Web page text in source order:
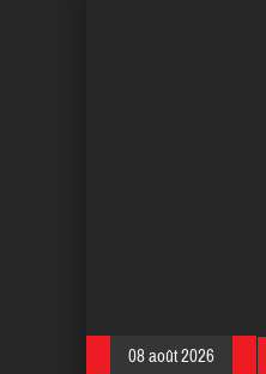
08 août 2026